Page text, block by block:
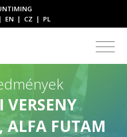
EN | CZ | PL
VERSENY
ALFA FUTAM